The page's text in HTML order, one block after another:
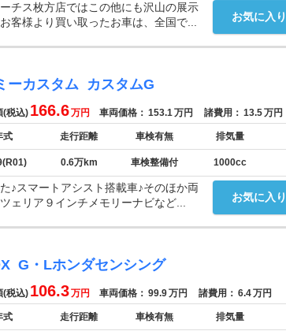
お気に入
ス枚方店ではこの他にも沢山の展示
客様より買い取ったお車は、全国で...
ーカスタム カスタムG
(税込) 166.6万円 車両価格： 153.1万円 諸費用： 13.5万円
式 走行距離 車検有無 排気量
0.6万km 車検整備付 1000cc
お気に入
♪スマートアシスト搭載車♪そのほか両
ェリア９インチメモリーナビなど...
G・Lホンダセンシング
(税込) 106.3万円 車両価格： 99.9万円 諸費用： 6.4万円
式 走行距離 車検有無 排気量